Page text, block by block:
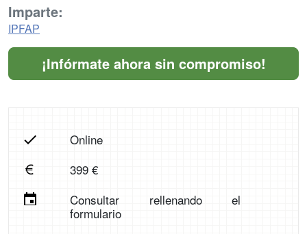
Imparte:
IPFAP
¡Infórmate ahora sin compromiso!
Online
399 €
Consultar rellenando el
formulario